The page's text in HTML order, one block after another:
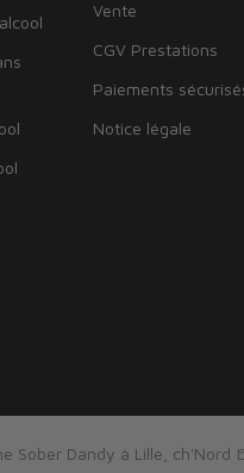
Vente
CGV Prestations
Paiements
Notice légale
Sober Dandy à Lille,